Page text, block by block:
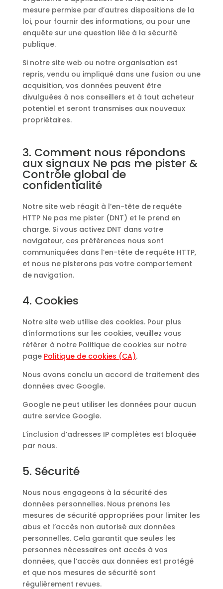
mesure permise par d’autres dispositions de la
loi, pour fournir des informations, ou pour une
enquête sur une question liée à la sécurité
publique.
Si notre site web ou notre organisation est
repris, vendu ou impliqué dans une fusion ou une
acquisition, vos données peuvent être
divulguées à nos conseillers et à tout acheteur
potentiel et seront transmises aux nouveaux
propriétaires.
3. Comment nous répondons
aux signaux Ne pas me pister &
Contrôle global de
confidentialité
Notre site web réagit à l’en-tête de requête
HTTP Ne pas me pister (DNT) et le prend en
charge. Si vous activez DNT dans votre
navigateur, ces préférences nous sont
communiquées dans l’en-tête de requête HTTP,
et nous ne pisterons pas votre comportement
de navigation.
4. Cookies
Notre site web utilise des cookies. Pour plus
d’informations sur les cookies, veuillez vous
référer à notre Politique de cookies sur notre
page Politique de cookies (CA).
Nous avons conclu un accord de traitement des
données avec Google.
Google ne peut utiliser les données pour aucun
autre service Google.
L’inclusion d’adresses IP complètes est bloquée
par nous.
5. Sécurité
Nous nous engageons à la sécurité des
données personnelles. Nous prenons les
mesures de sécurité appropriées pour limiter les
abus et l’accès non autorisé aux données
personnelles. Cela garantit que seules les
personnes nécessaires ont accès à vos
données, que l’accès aux données est protégé
et que nos mesures de sécurité sont
régulièrement revues.